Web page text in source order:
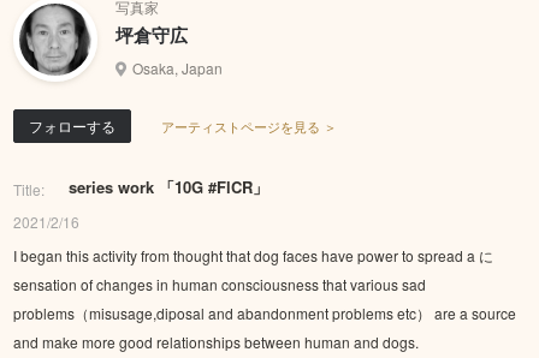
写真家
坪倉守広
Osaka, Japan
フォローする アーティストページを見る ＞
Title: series work 「10G #FlCR」
2021/2/16
I began this activity from thought that dog faces have power to spread a に
sensation of changes in human consciousness that various sad
problems（misusage,diposal and abandonment problems etc） are a source
and make more good relationships between human and dogs.